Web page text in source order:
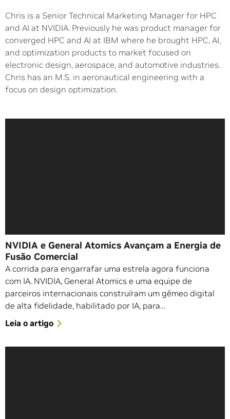
Chris is a Senior Technical Marketing Manager for HPC
and AI at NVIDIA. Previously he was product manager for
converged HPC and AI at IBM where he brought HPC, AI,
and optimization products to market focused on
electronic design, aerospace, and automotive industries.
Chris has an M.S. in aeronautical engineering with a
focus on design optimization.
NVIDIA e General Atomics Avançam a Energia de
Fusão Comercial
A corrida para engarrafar uma estrela agora funciona
com IA. NVIDIA, General Atomics e uma equipe de
parceiros internacionais construíram um gêmeo digital
de alta fidelidade, habilitado por IA, para…
Leia o artigo